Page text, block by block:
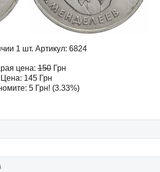
1 шт. Артикул: 6824
цена:150Грн
Цена: 145 Грн
5 Грн! (3.33%)